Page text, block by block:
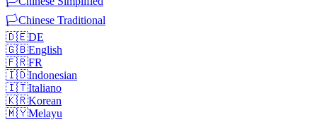
🏳️Chinese Traditional
🇩🇪DE
🇬🇧English
🇫🇷FR
🇮🇩Indonesian
🇮🇹Italiano
🇰🇷Korean
🇲🇾Melayu